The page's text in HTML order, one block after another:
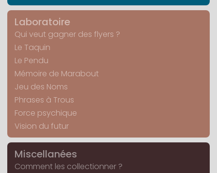
Laboratoire
Qui veut gagner des flyers ?
Le Taquin
Le Pendu
Mémoire de Marabout
Jeu des Noms
Phrases à Trous
Force psychique
Vision du futur
Miscellanées
Comment les collectionner ?